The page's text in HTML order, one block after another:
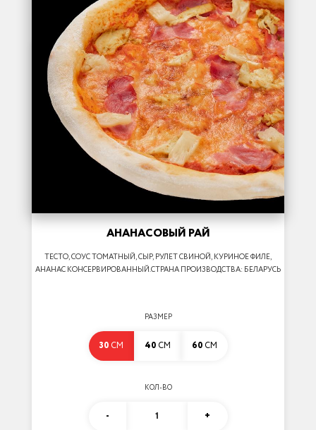
АНАНАСОВЫЙ РАЙ
ТЕСТО, СОУС ТОМАТНЫЙ, СЫР, РУЛЕТ СВИНОЙ, КУРИНОЕ ФИЛЕ,
АНАНАС КОНСЕРВИРОВАННЫЙ.СТРАНА ПРОИЗВОДСТВА: БЕЛАРУСЬ
РАЗМЕР
30 СМ 40 СМ 60 СМ
КОЛ-ВО
- 1 +